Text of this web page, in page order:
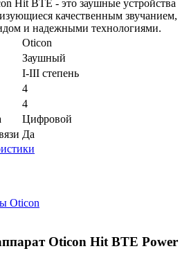
Hit BTE - это заушные устройства
качественным звучанием,
и надежными технологиями.
Oticon
Заушный
I-III степень
4
4
Цифровой
Да
Oticon
Oticon Hit BTE Power